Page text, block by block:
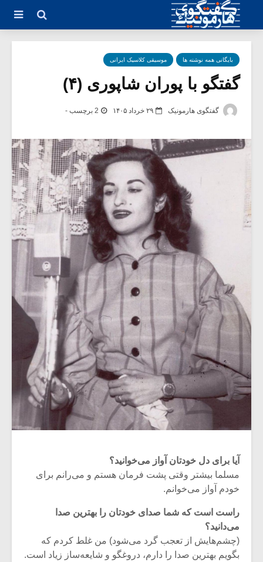
بایگانی همه نوشته ها موسیقی کلاسیک ایرانی
گفتگو با پوران شاپوری (۴)
گفتگوی هارمونیک ۲۹ خرداد ۱۴۰۵ 2 برچسب -
آیا برای دل خودتان آواز می‌خوانید؟
مسلما بیشتر وقتی پشت فرمان هستم و می‌رانم برای
خودم آواز می‌خوانم.
راست است که شما صدای خودتان را بهترین صدا
می‌دانید؟
(چشم‌هایش از تعجب گرد می‌شود) من غلط کردم که
بگویم بهترین صدا را دارم، دروغگو و شایعه‌ساز زیاد است.